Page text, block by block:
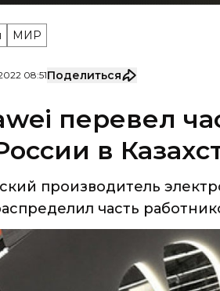
перевел
в
производитель
часть